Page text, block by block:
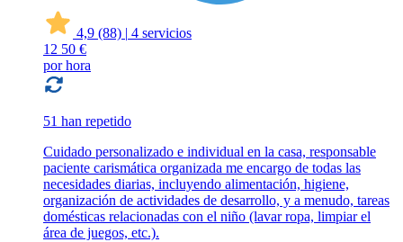
4,9 (88) | 4 servicios
12 50 €
por hora
51 han repetido
Cuidado personalizado e individual en la casa, responsable
paciente carismática organizada me encargo de todas las
necesidades diarias, incluyendo alimentación, higiene,
organización de actividades de desarrollo, y a menudo, tareas
domésticas relacionadas con el niño (lavar ropa, limpiar el
área de juegos, etc.).